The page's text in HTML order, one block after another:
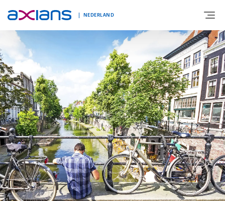
NEDERLAND
OVER AXIANS
EXPERTISE
MARKTSEGMENT
NIEUWS & INSPIRATIE